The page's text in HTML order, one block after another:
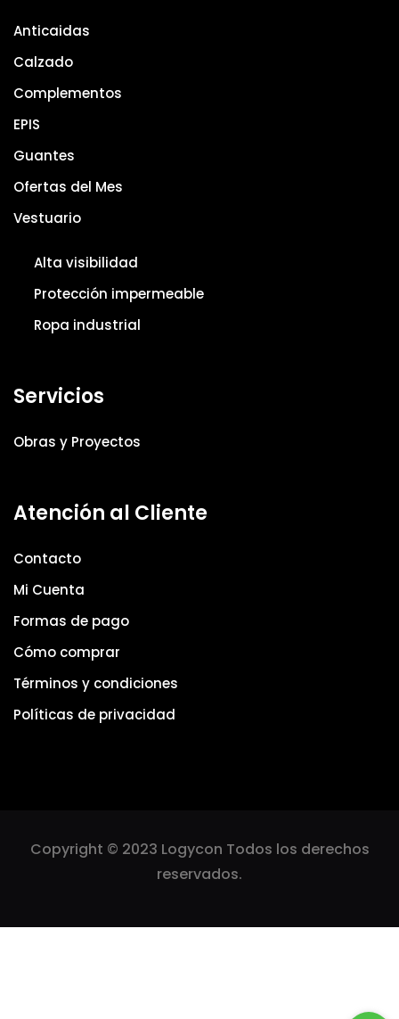
Anticaidas
Calzado
Complementos
EPIS
Guantes
Ofertas del Mes
Vestuario
Alta visibilidad
Protección impermeable
Ropa industrial
Servicios
Obras y Proyectos
Atención al Cliente
Contacto
Mi Cuenta
Formas de pago
Cómo comprar
Términos y condiciones
Políticas de privacidad
Copyright © 2023 Logycon Todos los derechos
reservados.